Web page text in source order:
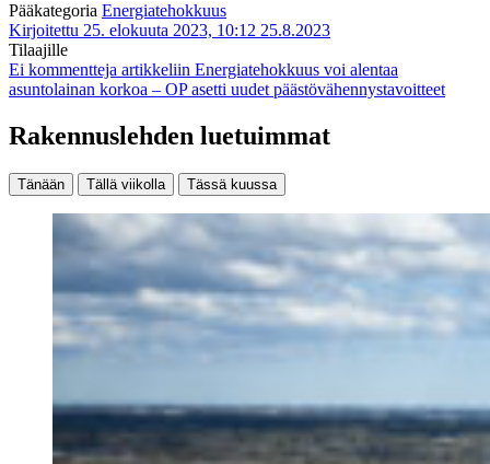
Pääkategoria Energiatehokkuus
Kirjoitettu 25. elokuuta 2023, 10:12 25.8.2023
Tilaajille
Ei kommentteja artikkeliin Energiatehokkuus voi alentaa
asuntolainan korkoa – OP asetti uudet päästövähennystavoitteet
Rakennuslehden luetuimmat
Tänään Tällä viikolla Tässä kuussa